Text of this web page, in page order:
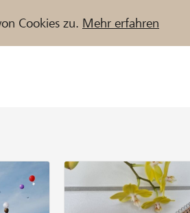
Cookies zu. Mehr erfahren